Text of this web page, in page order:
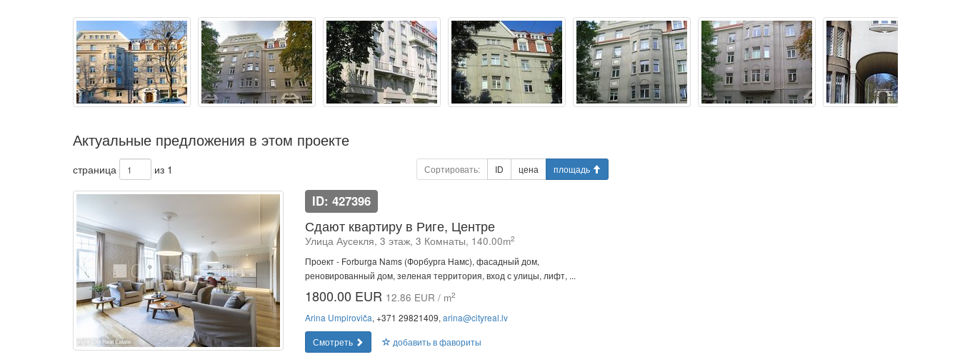
Актуальные предложения в этом проекте
страница из 1 Сортировать: ID цена площадь
ID: 427396
Сдают квартиру в Риге, Центре
Улица Аусекля, 3 этаж, 3 Комнаты, 140.00m2
Проект - Forburga Nams (Форбурга Намс), фасадный дом,
реновированный дом, зеленая территория, вход с улицы, лифт, ...
1800.00 EUR 12.86 EUR / m2
Arina Umpiroviča, +371 29821409, arina@cityreal.lv
Смотреть
добавить в фавориты